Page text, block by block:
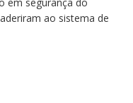
ao sistema de